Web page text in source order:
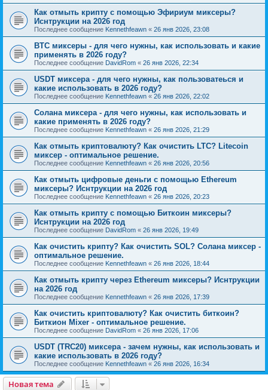
Как отмыть крипту с помощью Эфириум миксеры?
Иснтрукции на 2026 год
Последнее сообщение Kennethfeawn « 26 янв 2026, 23:08
BTC миксеры - для чего нужны, как использовать и какие
применять в 2026 году?
Последнее сообщение DavidRom « 26 янв 2026, 22:34
USDT миксера - для чего нужны, как пользоватеься и
какие использовать в 2026 году?
Последнее сообщение Kennethfeawn « 26 янв 2026, 22:02
Солана миксера - для чего нужны, как использовать и
какие применять в 2026 году?
Последнее сообщение Kennethfeawn « 26 янв 2026, 21:29
Как отмыть криптовалюту? Как очистить LTC? Litecoin
миксер - оптимальное решение.
Последнее сообщение Kennethfeawn « 26 янв 2026, 20:56
Как отмыть цифровые деньги с помощью Ethereum
миксеры? Иснтрукции на 2026 год
Последнее сообщение Kennethfeawn « 26 янв 2026, 20:23
Как отмыть крипту с помощью Биткоин миксеры?
Иснтрукции на 2026 год
Последнее сообщение DavidRom « 26 янв 2026, 19:49
Как очистить крипту? Как очистить SOL? Солана миксер -
оптимальное решение.
Последнее сообщение Kennethfeawn « 26 янв 2026, 18:44
Как отмыть крипту через Ethereum миксеры? Иснтрукции
на 2026 год
Последнее сообщение Kennethfeawn « 26 янв 2026, 17:39
Как очистить криптовалюту? Как очистить биткоин?
Биткион Mixer - оптимальное решение.
Последнее сообщение DavidRom « 26 янв 2026, 17:06
USDT (TRC20) миксера - зачем нужны, как использовать и
какие использовать в 2026 году?
Последнее сообщение Kennethfeawn « 26 янв 2026, 16:34
Новая тема